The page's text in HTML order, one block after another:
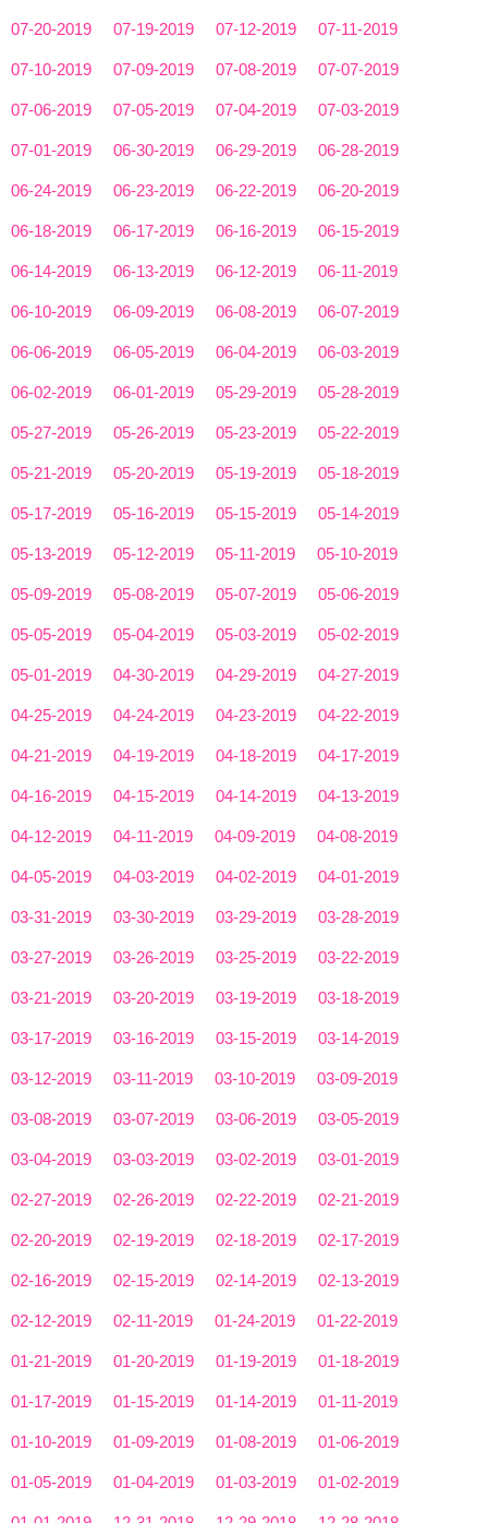
07-20-2019 07-19-2019 07-12-2019 07-11-2019
07-10-2019 07-09-2019 07-08-2019 07-07-2019
07-06-2019 07-05-2019 07-04-2019 07-03-2019
07-01-2019 06-30-2019 06-29-2019 06-28-2019
06-24-2019 06-23-2019 06-22-2019 06-20-2019
06-18-2019 06-17-2019 06-16-2019 06-15-2019
06-14-2019 06-13-2019 06-12-2019 06-11-2019
06-10-2019 06-09-2019 06-08-2019 06-07-2019
06-06-2019 06-05-2019 06-04-2019 06-03-2019
06-02-2019 06-01-2019 05-29-2019 05-28-2019
05-27-2019 05-26-2019 05-23-2019 05-22-2019
05-21-2019 05-20-2019 05-19-2019 05-18-2019
05-17-2019 05-16-2019 05-15-2019 05-14-2019
05-13-2019 05-12-2019 05-11-2019 05-10-2019
05-09-2019 05-08-2019 05-07-2019 05-06-2019
05-05-2019 05-04-2019 05-03-2019 05-02-2019
05-01-2019 04-30-2019 04-29-2019 04-27-2019
04-25-2019 04-24-2019 04-23-2019 04-22-2019
04-21-2019 04-19-2019 04-18-2019 04-17-2019
04-16-2019 04-15-2019 04-14-2019 04-13-2019
04-12-2019 04-11-2019 04-09-2019 04-08-2019
04-05-2019 04-03-2019 04-02-2019 04-01-2019
03-31-2019 03-30-2019 03-29-2019 03-28-2019
03-27-2019 03-26-2019 03-25-2019 03-22-2019
03-21-2019 03-20-2019 03-19-2019 03-18-2019
03-17-2019 03-16-2019 03-15-2019 03-14-2019
03-12-2019 03-11-2019 03-10-2019 03-09-2019
03-08-2019 03-07-2019 03-06-2019 03-05-2019
03-04-2019 03-03-2019 03-02-2019 03-01-2019
02-27-2019 02-26-2019 02-22-2019 02-21-2019
02-20-2019 02-19-2019 02-18-2019 02-17-2019
02-16-2019 02-15-2019 02-14-2019 02-13-2019
02-12-2019 02-11-2019 01-24-2019 01-22-2019
01-21-2019 01-20-2019 01-19-2019 01-18-2019
01-17-2019 01-15-2019 01-14-2019 01-11-2019
01-10-2019 01-09-2019 01-08-2019 01-06-2019
01-05-2019 01-04-2019 01-03-2019 01-02-2019